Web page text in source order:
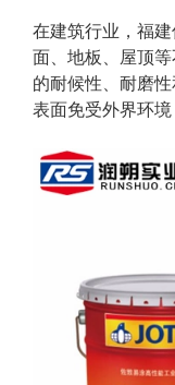
在建筑行业，福
面、地板、屋顶
的耐候性、耐磨
表面免受外界环境